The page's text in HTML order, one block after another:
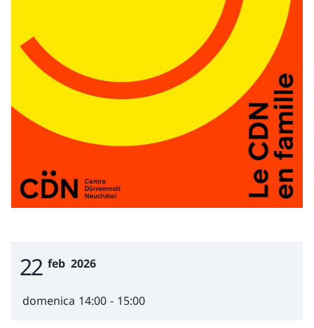
Event Date
22 feb 2026
domenica 14:00 - 15:00